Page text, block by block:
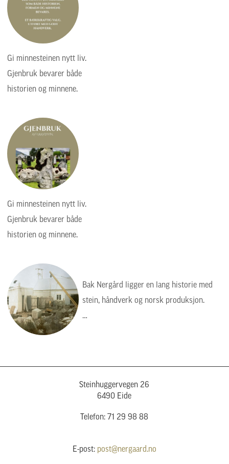
Gi minnesteinen nytt liv.
Gjenbruk bevarer både
historien og minnene.
Gi minnesteinen nytt liv.
Gjenbruk bevarer både
historien og minnene.
Bak Nergård ligger en lang historie med
stein, håndverk og norsk produksjon.
Steinhuggervegen 26
6490 Eide
Telefon: 71 29 98 88
E-post: post@nergaard.no